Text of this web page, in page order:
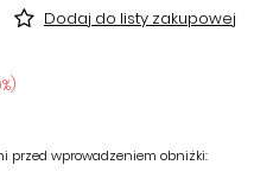
Dodaj do listy zakupowej
%)
przed wprowadzeniem obniżki: